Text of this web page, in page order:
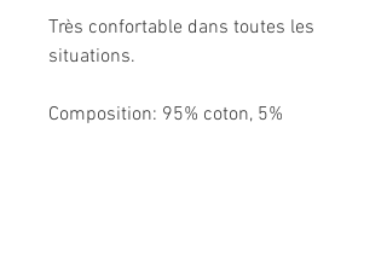
Très confortable dans toutes les
situations.
Composition: 95% coton, 5%